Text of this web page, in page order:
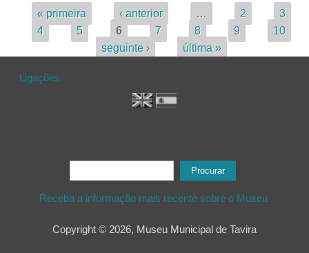
CONSERVAÇÃO NO
MUSEU ATÉ ÀS NOSSAS
CASAS - Passeios na
História de Tavira
Páginas« primeira ‹ anterior … 2
3
4
5 6 7 8 9
10
seguinte ›
última »
Ligações
Formulário de procura
Receba a informação mais recente sobre o Museu
Copyright © 2026, Museu Municipal de Tavira